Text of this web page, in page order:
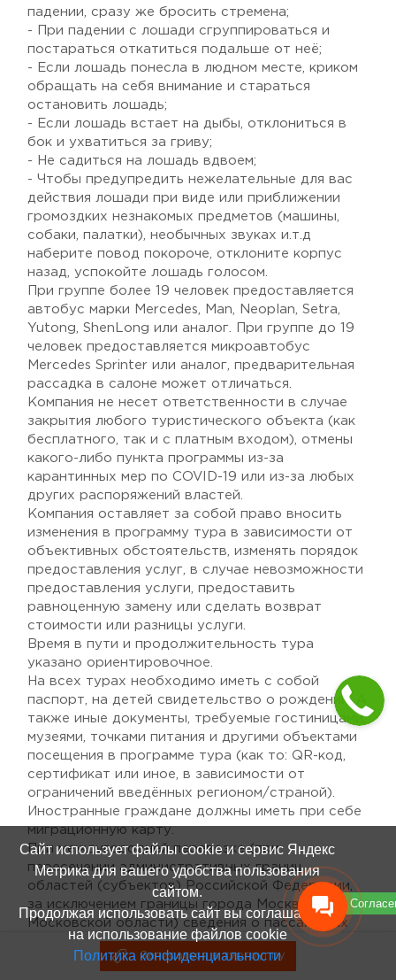
Записаться в тургруппу
Записаться в тургруппу
падении, сразу же бросить стремена;
- При падении с лошади сгруппироваться и
постараться откатиться подальше от неё;
- Если лошадь понесла в людном месте, криком
обращать на себя внимание и стараться
остановить лошадь;
- Если лошадь встает на дыбы, отклониться в
бок и ухватиться за гриву;
- Не садиться на лошадь вдвоем;
- Чтобы предупредить нежелательные для вас
действия лошади при виде или приближении
громоздких незнакомых предметов (машины,
собаки, палатки), необычных звуках и.т.д
наберите повод покороче, отклоните корпус
назад, успокойте лошадь голосом.
При группе более 19 человек предоставляется
автобус марки Mercedes, Man, Neoplan, Setra,
Yutong, ShenLong или аналог. При группе до 19
человек предоставляется микроавтобус
Mercedes Sprinter или аналог, предварительная
рассадка в салоне может отличаться.
Компания не несет ответственности в случае
закрытия любого туристического объекта (как
бесплатного, так и с платным входом), отмены
какого-либо пункта программы из-за
карантинных мер по COVID-19 или из-за любых
других распоряжений властей.
Компания оставляет за собой право вносить
изменения в программу тура в зависимости от
объективных обстоятельств, изменять порядок
предоставления услуг, в случае невозможности
предоставления услуги, предоставить
равноценную замену или сделать возврат
стоимости или разницы услуги.
Время в пути и продолжительность тура
указано ориентировочное.
На всех турах необходимо иметь с собой
паспорт, на детей свидетельство о рождении. А
также иные документы, требуемые гостиницами,
музеями, точками питания и другими объектами
посещения в программе тура (как то: QR-код,
сертификат или иное, в зависимости от
ограничений введённых регионом/страной).
Иностранные граждане должны иметь при себе
миграционную карту.
При междугородней перевозке (при
пересечении административных границ
областей (субъектов) Российской Федерации,
за исключением границы города Москва и
Московской области) сведения о пассажирах
автобуса должны быть заранее поданы в
Единую государственную информационную
Сайт использует файлы cookie и сервис Яндекс
Метрика для вашего удобства пользования
сайтом.
Продолжая использовать сайт вы соглашаетесь
на использование файлов cookie
Политика конфиденциальности